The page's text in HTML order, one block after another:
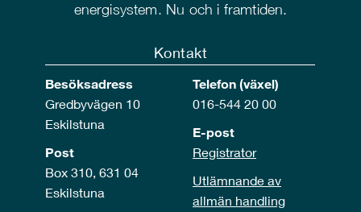
energisystem. Nu och i framtiden.
Kontakt
Besöksadress
Gredbyvägen 10
Eskilstuna
Post
Box 310, 631 04
Eskilstuna
Telefon (växel)
016-544 20 00
E-post
Registrator
Utlämnande av
allmän handling